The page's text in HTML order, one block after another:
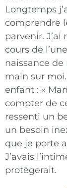
Longtemps
comprendre
parvenir.
cours de
naissance de
main sur
enfant : «
compter de
ressenti un
un besoin
que je porte
J’avais
protègerait.